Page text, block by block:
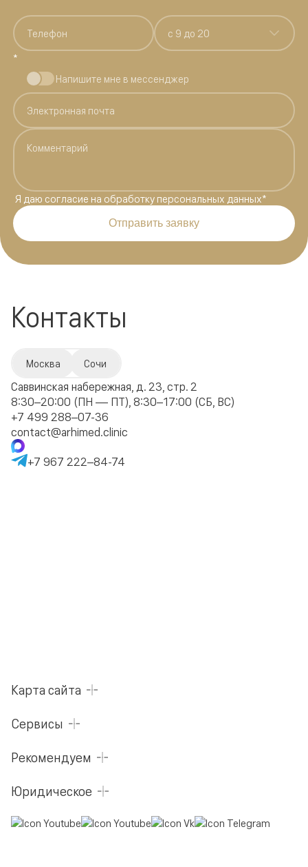
*
c 9 до 20
Напишите мне в мессенджер
Я даю согласие на обработку персональных данных*
Отправить заявку
Контакты
Москва Сочи
Саввинская набережная, д. 23, стр. 2
8:30–20:00 (ПН — ПТ), 8:30–17:00 (СБ, ВС)
+7 499 288–07-36
contact@arhimed.clinic
+7 967 222–84-74
Карта сайта
Сервисы
Рекомендуем
Юридическое